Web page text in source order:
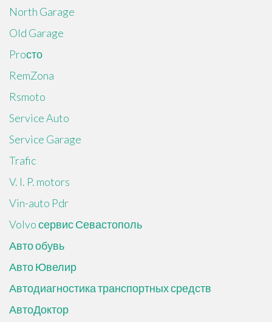
North Garage
Old Garage
Proсто
RemZona
Rsmoto
Service Auto
Service Garage
Trafic
V. I. P. motors
Vin-auto Pdr
Volvo сервис Севастополь
Авто обувь
Авто Ювелир
Автодиагностика транспортных средств
АвтоДоктор